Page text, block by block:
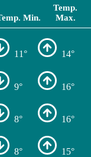
Min.
Temp.
Max.
11° 14°
9° 16°
8° 16°
8° 15°